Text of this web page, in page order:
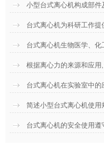
小型台式离心机构成部件
台式离心机为科研工作提
台式离心机生物医学、
根据离心力的来源和应
台式离心机在实验室中的
简述小型台式离心机使用
台式离心机的安全使用遵